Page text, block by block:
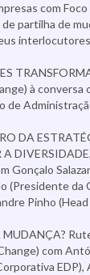
com
partilha de
à conversa
de
DA
Gonçalo
(Presidente da
Pinho
com
EDP),